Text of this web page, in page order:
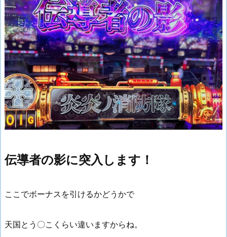
伝導者の影に突入します！
ここでボーナスを引けるかどうかで
天国とう〇こくらい違いますからね。